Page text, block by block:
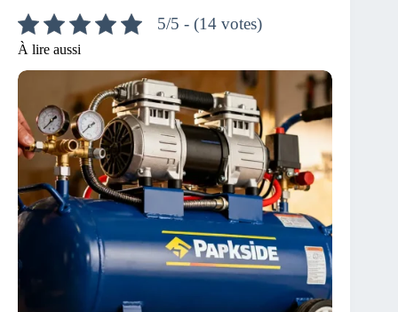
5/5 - (14 votes)
À lire aussi